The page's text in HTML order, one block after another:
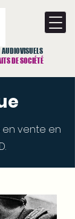
AUDIOVISUELS
DE SOCIÉTÉ
en vente en